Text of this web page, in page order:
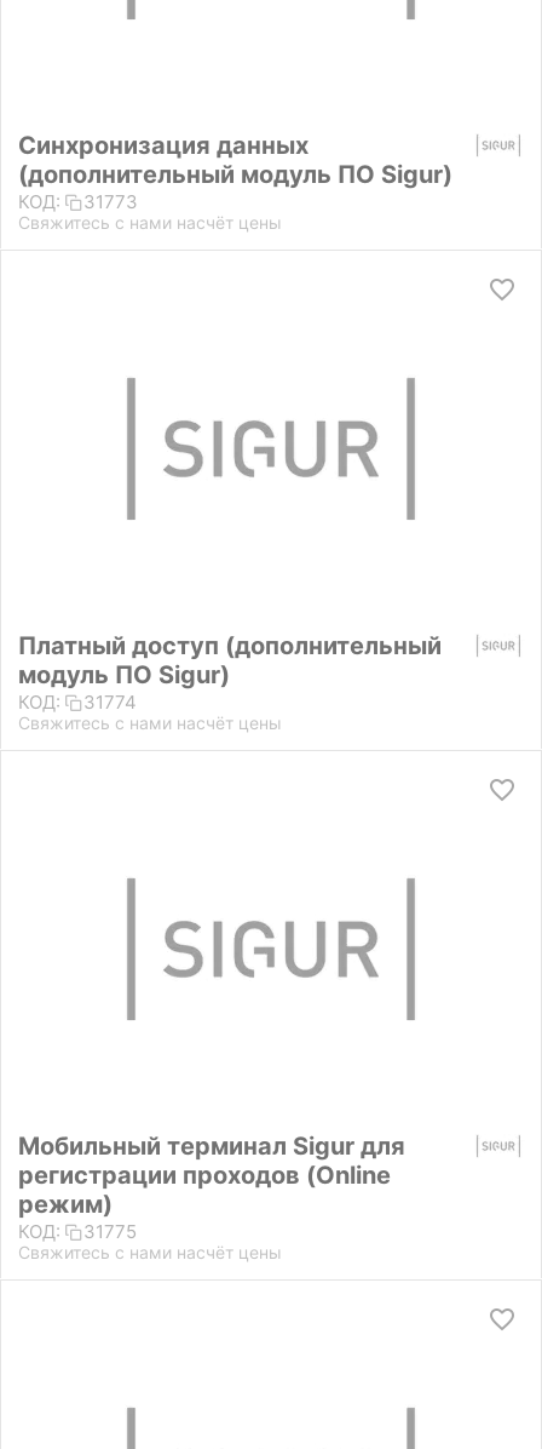
Синхронизация данных
(дополнительный модуль ПО Sigur)
КОД: 31773
Свяжитесь с нами насчёт цены
Платный доступ (дополнительный
модуль ПО Sigur)
КОД: 31774
Свяжитесь с нами насчёт цены
Мобильный терминал Sigur для
регистрации проходов (Online
режим)
КОД: 31775
Свяжитесь с нами насчёт цены